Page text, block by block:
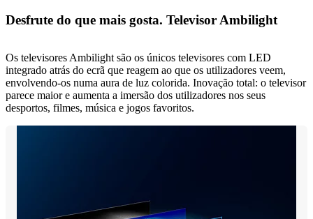
Desfrute do que mais gosta. Televisor Ambilight
Os televisores Ambilight são os únicos televisores com LED
integrado atrás do ecrã que reagem ao que os utilizadores veem,
envolvendo-os numa aura de luz colorida. Inovação total: o televisor
parece maior e aumenta a imersão dos utilizadores nos seus
desportos, filmes, música e jogos favoritos.